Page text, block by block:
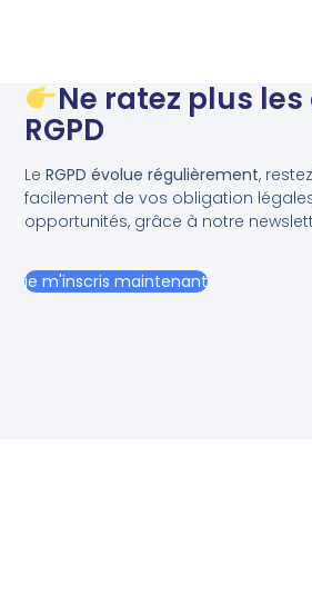
Ne ratez plus
RGPD
Le RGPD évolue régulièrement,
facilement de vos obligation
opportunités, grâce à notre
je m'inscris maintenant